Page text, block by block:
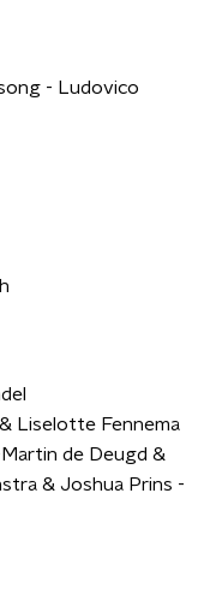
- Ludovico
Liselotte Fennema
de Deugd &
& Joshua Prins -